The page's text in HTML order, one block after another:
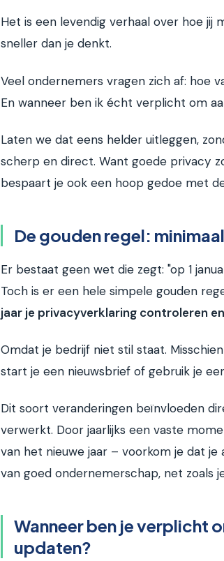
Het is een levendig verhaal over hoe jij
sneller dan je denkt.
Veel ondernemers vragen zich af: hoe
En wanneer ben ik écht verplicht om
Laten we dat eens helder uitleggen,
scherp en direct. Want goede privacy
bespaart je ook een hoop gedoe met
De gouden regel:
Er bestaat geen wet die zegt: "op 1
Toch is er een hele simpele gouden
jaar je privacyverklaring controleren
Omdat je bedrijf niet stil staat.
start je een nieuwsbrief of gebruik je
Dit soort veranderingen beïnvloeden
verwerkt. Door jaarlijks een vaste
van het nieuwe jaar – voorkom je dat
van goed ondernemerschap, net zoals
Wanneer ben je verplicht
updaten?